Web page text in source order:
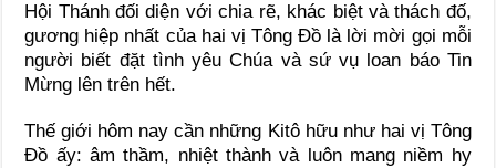
Hội Thánh đối diện với chia rẽ, khác biệt và thách đố,
gương hiệp nhất của hai vị Tông Đồ là lời mời gọi mỗi
người biết đặt tình yêu Chúa và sứ vụ loan báo Tin
Mừng lên trên hết.
Thế giới hôm nay cần những Kitô hữu như hai vị Tông
Đồ ấy: âm thầm, nhiệt thành và luôn mang niềm hy